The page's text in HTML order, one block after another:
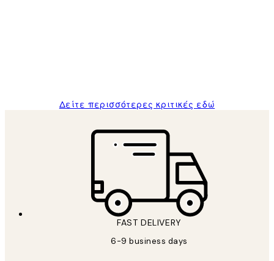
Δείτε περισσότερες κριτικές εδώ
FAST DELIVERY
6-9 business days